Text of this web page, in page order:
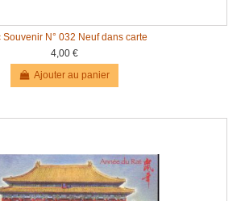
Souvenir N° 032 Neuf dans carte
4,00 €
Ajouter au panier